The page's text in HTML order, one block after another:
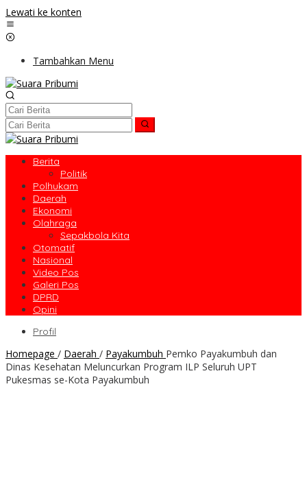
Lewati ke konten
Tambahkan Menu
Berita
Politik
Polhukam
Daerah
Ekonomi
Olahraga
Sepakbola Kita
Otomatif
Nasional
Video Pos
Galeri Pos
DPRD
Opini
Profil
Homepage / Daerah / Payakumbuh Pemko Payakumbuh dan
Dinas Kesehatan Meluncurkan Program ILP Seluruh UPT
Pukesmas se-Kota Payakumbuh